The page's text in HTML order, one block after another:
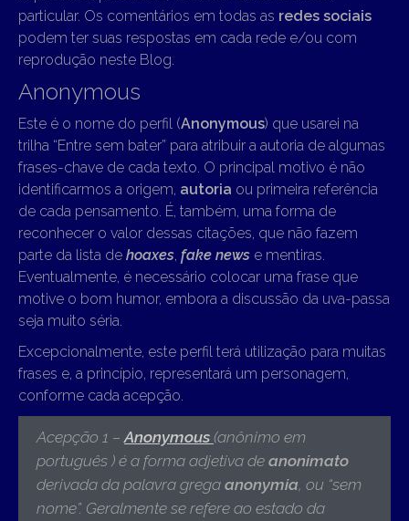
particular. Os comentários em todas as redes sociais
podem ter suas respostas em cada rede e/ou com
reprodução neste Blog.
Anonymous
Este é o nome do perfil (Anonymous) que usarei na
trilha “Entre sem bater” para atribuir a autoria de algumas
frases-chave de cada texto. O principal motivo é não
identificarmos a origem, autoria ou primeira referência
de cada pensamento. É, também, uma forma de
reconhecer o valor dessas citações, que não fazem
parte da lista de hoaxes fake news e mentiras.
Eventualmente, é necessário colocar uma frase que
motive o bom humor, embora a discussão da uva-passa
seja muito séria.
Excepcionalmente, este perfil terá utilização para muitas
frases e, a princípio, representará um personagem,
conforme cada acepção.
Acepção 1 – Anonymous (anônimo em
português ) é a forma adjetiva de anonimato
derivada da palavra grega anonymia, ou “sem
nome”. Geralmente se refere ao estado da